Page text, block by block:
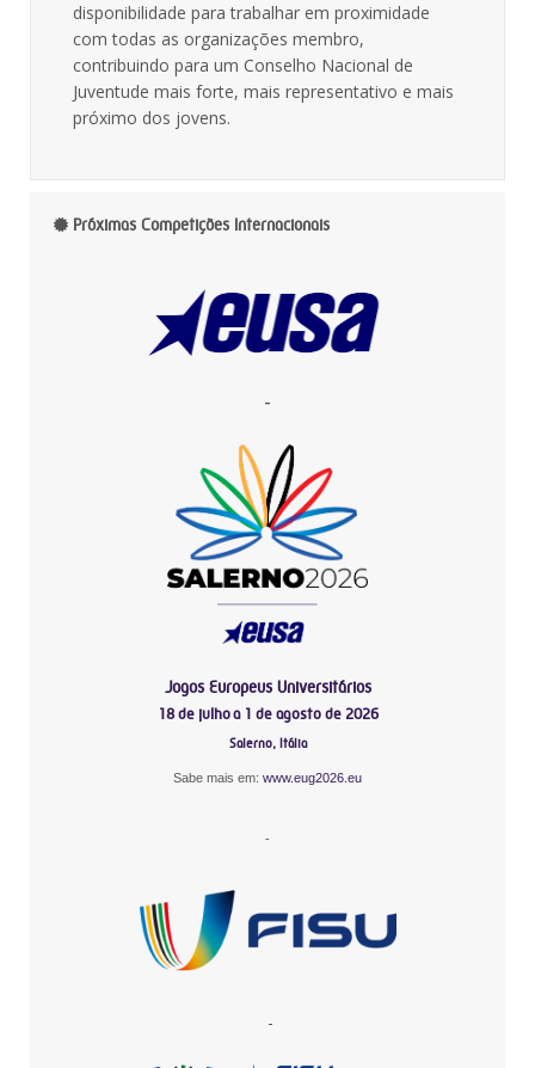
disponibilidade para trabalhar em proximidade
com todas as organizações membro,
contribuindo para um Conselho Nacional de
Juventude mais forte, mais representativo e mais
próximo dos jovens.
Próximas Competições Internacionais
-
Jogos Europeus Universitários
18 de julho a 1 de agosto de 2026
Salerno, Itália
Sabe mais em: www.eug2026.eu
-
-